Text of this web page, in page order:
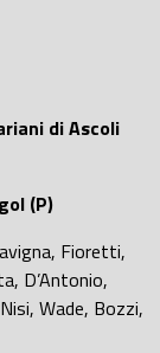
di Ascoli
(P)
Fioretti,
D’Antonio,
Wade, Bozzi,